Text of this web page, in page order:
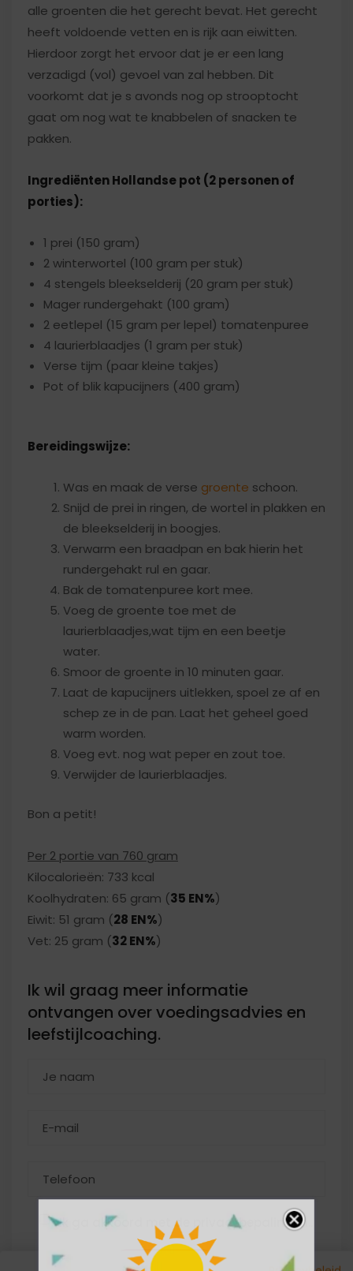
alle groenten die het gerecht bevat. Het gerecht
heeft voldoende vetten en is rijk aan eiwitten.
Hierdoor zorgt het ervoor dat je er een lang
verzadigd (vol) gevoel van zal hebben. Dit
voorkomt dat je s avonds nog op strooptocht
gaat om nog wat te knabbelen of snacken te
pakken.
Ingrediënten Hollandse pot (2 personen of
porties):
1 prei (150 gram)
2 winterwortel (100 gram per stuk)
4 stengels bleekselderij (20 gram per stuk)
Mager rundergehakt (100 gram)
2 eetlepel (15 gram per lepel) tomatenpuree
4 laurierblaadjes (1 gram per stuk)
Verse tijm (paar kleine takjes)
Pot of blik kapucijners (400 gram)
Bereidingswijze:
Was en maak de verse groente schoon.
Snijd de prei in ringen, de wortel in plakken en
de bleekselderij in boogjes.
Verwarm een braadpan en bak hierin het
rundergehakt rul en gaar.
Bak de tomatenpuree kort mee.
Voeg de groente toe met de
laurierblaadjes,wat tijm en een beetje
water.
Smoor de groente in 10 minuten gaar.
Laat de kapucijners uitlekken, spoel ze af en
schep ze in de pan. Laat het geheel goed
warm worden.
Voeg evt. nog wat peper en zout toe.
Verwijder de laurierblaadjes.
Bon a petit!
Per 2 portie van 760 gram
Kilocalorieën: 733 kcal
Koolhydraten: 65 gram (35 EN%)
Eiwit: 51 gram (28 EN%)
Vet: 25 gram (32 EN%)
Ik wil graag meer informatie
ontvangen over voedingsadvies en
leefstijlcoaching.
Ik ga akkoord met de privacybepalingen..